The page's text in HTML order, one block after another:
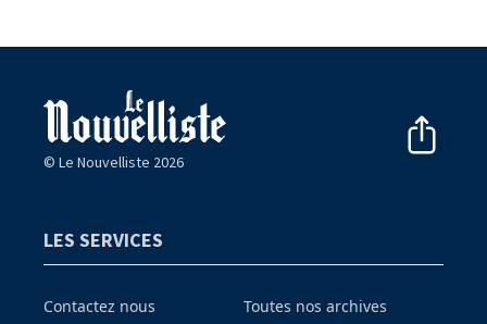
© Le Nouvelliste 2026
LES SERVICES
Contactez nous
Toutes nos archives